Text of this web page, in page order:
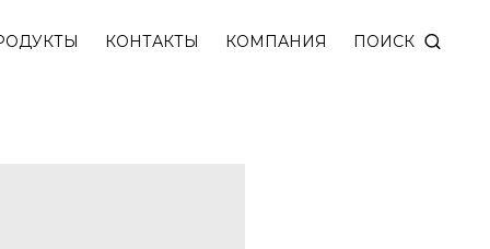
КОНТАКТЫ КОМПАНИЯ ПОИСК